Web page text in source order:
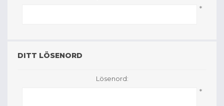
*
DITT LÖSENORD
Lösenord:
*